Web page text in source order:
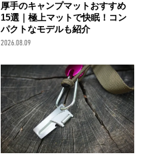
厚手のキャンプマットおすすめ
15選｜極上マットで快眠！コン
パクトなモデルも紹介
2026.08.09